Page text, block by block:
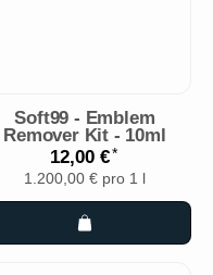
Soft99 - Emblem
Remover Kit - 10ml
12,00 €*
1.200,00 € pro 1 l